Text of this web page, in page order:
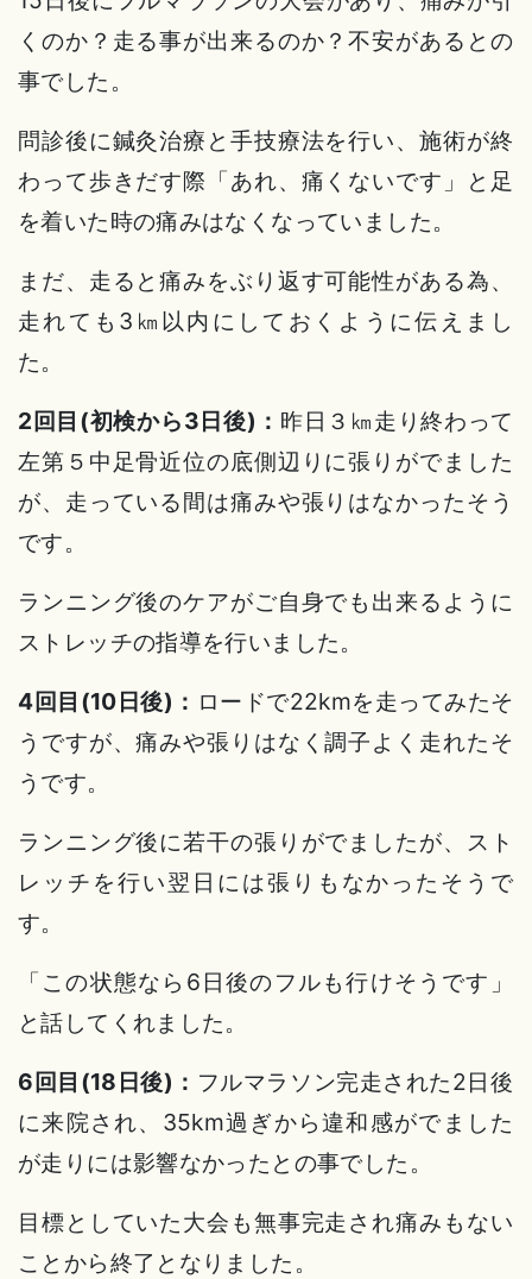
くのか？走る事が出来るのか？不安があるとの
事でした。
問診後に鍼灸治療と手技療法を行い、施術が終
わって歩きだす際「あれ、痛くないです」と足
を着いた時の痛みはなくなっていました。
まだ、走ると痛みをぶり返す可能性がある為、
走れても3㎞以内にしておくように伝えまし
た。
2回目(初検から3日後)： 昨日３㎞走り終わって
左第５中足骨近位の底側辺りに張りがでました
が、走っている間は痛みや張りはなかったそう
です。
ランニング後のケアがご自身でも出来るように
ストレッチの指導を行いました。
4回目(10日後)： ロードで22kmを走ってみたそ
うですが、痛みや張りはなく調子よく走れたそ
うです。
ランニング後に若干の張りがでましたが、スト
レッチを行い翌日には張りもなかったそうで
す。
「この状態なら6日後のフルも行けそうです」
と話してくれました。
6回目(18日後)： フルマラソン完走された2日後
に来院され、35km過ぎから違和感がでました
が走りには影響なかったとの事でした。
目標としていた大会も無事完走され痛みもない
ことから終了となりました。